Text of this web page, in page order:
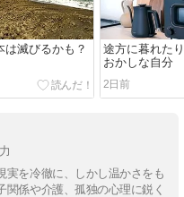
は滅びるかも？
途方に暮れた
おかしな自分
2日前
実を冷徹に、しかし温かさをも
関係や介護、孤独の心理に鋭く